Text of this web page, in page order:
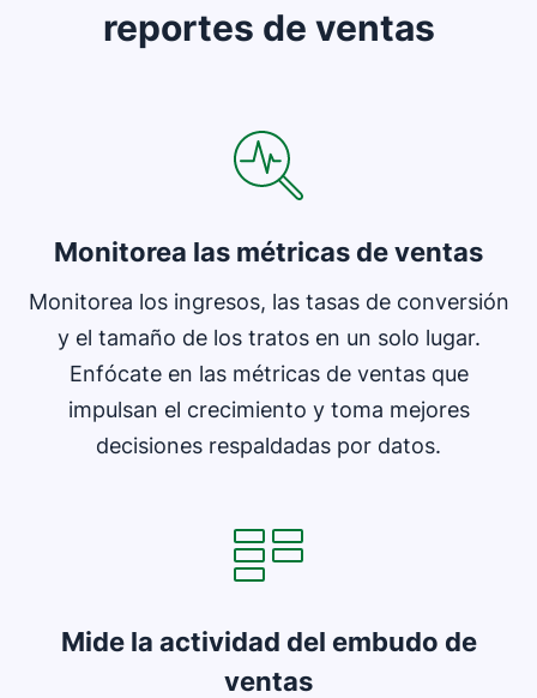
reportes de ventas
Monitorea las métricas de ventas
Monitorea los ingresos, las tasas de conversión
y el tamaño de los tratos en un solo lugar.
Enfócate en las métricas de ventas que
impulsan el crecimiento y toma mejores
decisiones respaldadas por datos.
Mide la actividad del embudo de
ventas